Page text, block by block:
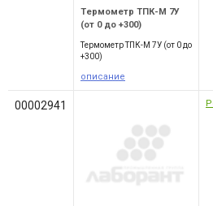
Термометр ТПК-М 7У
(от 0 до +300)
Термометр ТПК-М 7У (от 0 до
+300)
описание
00002941